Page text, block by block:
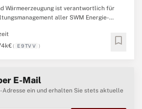
Wärmeerzeugung ist verantwortlich für
aller SWM Energie-
Heizkraftwerke und Spitzenlastheizwerke
zur Nutzung von
( E 9 TV V ) bookmark
E-Mail
Adresse ein und erhalten Sie stets aktuelle